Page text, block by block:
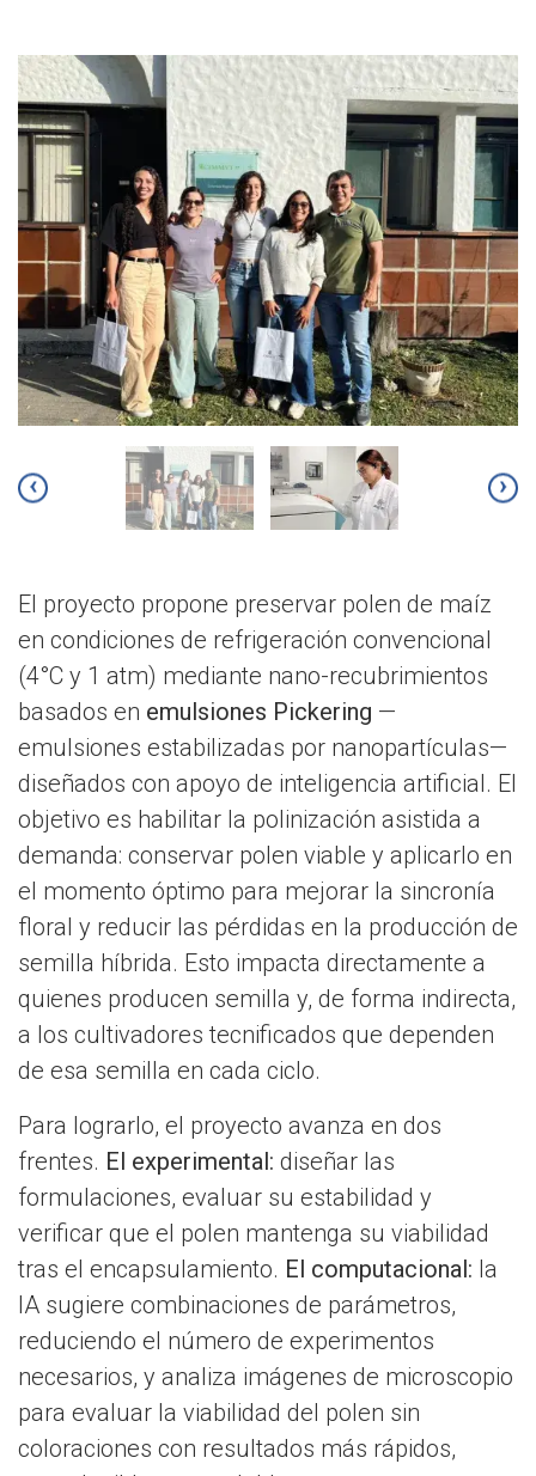
‹ ›
El proyecto propone preservar polen de maíz
en condiciones de refrigeración convencional
(4°C y 1 atm) mediante nano-recubrimientos
basados en emulsiones Pickering —
emulsiones estabilizadas por nanopartículas—
diseñados con apoyo de inteligencia artificial. El
objetivo es habilitar la polinización asistida a
demanda: conservar polen viable y aplicarlo en
el momento óptimo para mejorar la sincronía
floral y reducir las pérdidas en la producción de
semilla híbrida. Esto impacta directamente a
quienes producen semilla y, de forma indirecta,
a los cultivadores tecnificados que dependen
de esa semilla en cada ciclo.
Para lograrlo, el proyecto avanza en dos
frentes. El experimental: diseñar las
formulaciones, evaluar su estabilidad y
verificar que el polen mantenga su viabilidad
tras el encapsulamiento. El computacional: la
IA sugiere combinaciones de parámetros,
reduciendo el número de experimentos
necesarios, y analiza imágenes de microscopio
para evaluar la viabilidad del polen sin
coloraciones con resultados más rápidos,